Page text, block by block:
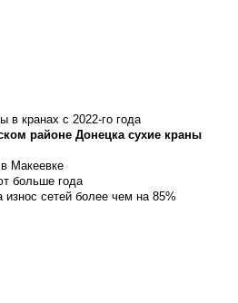
в кранах с 2022-го года
районе Донецка сухие краны
Макеевке
больше года
сетей более чем на 85%